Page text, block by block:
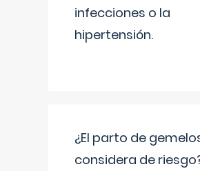
infecciones o la
hipertensión.
¿El parto de
considera de